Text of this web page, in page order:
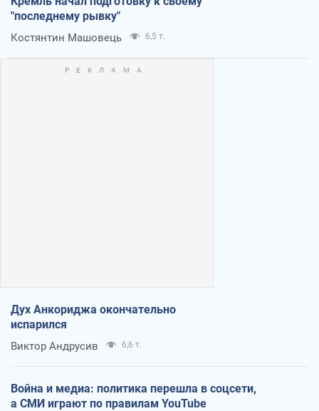
"последнему рывку"
Костянтин Машовець 6,5 т.
Дух Анкориджа окончательно
испарился
Виктор Андрусив 6,6 т.
Война и медиа: политика перешла в соцсети,
а СМИ играют по правилам YouTube